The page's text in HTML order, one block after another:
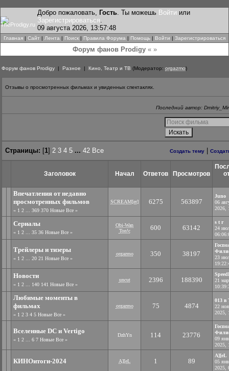
Добро пожаловать, Гость. Ты можешь Войти или
Зарегистрироваться.
09 августа 2026, 13:57:48
Главная | Сайт | Лента | Поиск | Правила Форума | Помощь | Войти | Зарегистрироваться
Форум фанов Prodigy« »
Форум фанов Prodigy | Разное | Кино, Театр и ТВ (Модератор: orgazmo)
Отзывы о просмотренных фильмах и увиденных спектаклях.
Последний автор:
Страницы: [1] 2 3 4 5 ... 42 Все Создать тему
Заголовок Начал Ответов Просмотров
Впечатления от недавно
просмотренных фильмов
« 1 2 369 370 Новые Все »
SCREAM[er] 6275 563897
Juno
06
2026,
Сериалы
« 1 2 35 36 Новые Все »
Obi-Wan
Ton!c
600 63142
s t r
24
Трейлеры и тизеры
« 1 2 20 21 Новые Все »
orgazmo 350 38197
23
Новости
« 1 2 140 141 Новые Все »
uncut 2396 188390
21
Любимые моменты в
фильмах
« 1 2 3 4 5 Новые Все »
orgazmo 75 4874
013 в
22
2025,
Вселенные DC и Vertigo
« 1 2 6 7 Новые Все »
DzhYn 114 23776
09
2025,
КИНОитоги-2024 A][eL 1 89
A][eL
05
2025,